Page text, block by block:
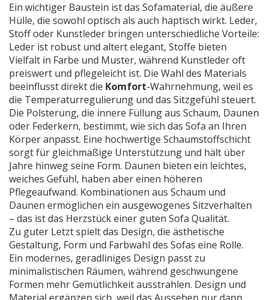
Ein wichtiger Baustein ist das Sofamaterial, die äußere
Hülle, die sowohl optisch als auch haptisch wirkt. Leder,
Stoff oder Kunstleder bringen unterschiedliche Vorteile:
Leder ist robust und altert elegant, Stoffe bieten
Vielfalt in Farbe und Muster, während Kunstleder oft
preiswert und pflegeleicht ist. Die Wahl des Materials
beeinflusst direkt die Komfort-Wahrnehmung, weil es
die Temperaturregulierung und das Sitzgefühl steuert.
Die Polsterung, die innere Füllung aus Schaum, Daunen
oder Federkern, bestimmt, wie sich das Sofa an Ihren
Körper anpasst. Eine hochwertige Schaumstoffschicht
sorgt für gleichmäßige Unterstützung und hält über
Jahre hinweg seine Form. Daunen bieten ein leichtes,
weiches Gefühl, haben aber einen höheren
Pflegeaufwand. Kombinationen aus Schaum und
Daunen ermöglichen ein ausgewogenes Sitzverhalten
– das ist das Herzstück einer guten Sofa Qualität.
Zu guter Letzt spielt das Design, die ästhetische
Gestaltung, Form und Farbwahl des Sofas eine Rolle.
Ein modernes, geradliniges Design passt zu
minimalistischen Räumen, während geschwungene
Formen mehr Gemütlichkeit ausstrahlen. Design und